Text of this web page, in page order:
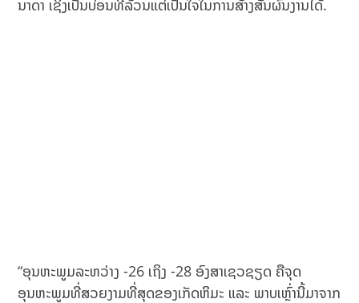
ນາດາ ເຊິ່ງເປັນບ່ອນທີ່ລ້ວນແຕ່ເປັນໃຈໃນການສ້າງສັນຜົນງານໄດ້.
“ອຸນຫະພູມລະຫວ່າງ -26 ເຖິງ -28 ອົງສາເຊວຊຽດ ຄືຈຸດ
ອຸນຫະພູມທີ່ສວຍງາມທີ່ສຸດຂອງເກັດຫິມະ ແລະ ພາບເຫຼົ່ານີ້ມາຈາກ